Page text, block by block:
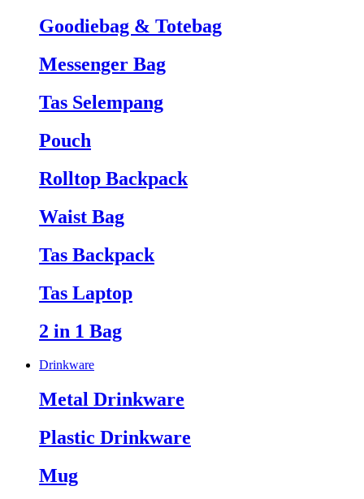
Goodiebag & Totebag
Messenger Bag
Tas Selempang
Pouch
Rolltop Backpack
Waist Bag
Tas Backpack
Tas Laptop
2 in 1 Bag
Drinkware
Metal Drinkware
Plastic Drinkware
Mug